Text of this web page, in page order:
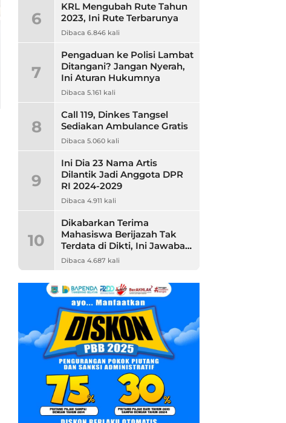
6
KRL Mengubah Rute Tahun
2023, Ini Rute Terbarunya
Dibaca 6.846 kali
7
Pengaduan ke Polisi Lambat
Ditangani? Jangan Nyerah,
Ini Aturan Hukumnya
Dibaca 5.161 kali
8
Call 119, Dinkes Tangsel
Sediakan Ambulance Gratis
Dibaca 5.060 kali
9
Ini Dia 23 Nama Artis
Dilantik Jadi Anggota DPR
RI 2024-2029
Dibaca 4.911 kali
10
Dikabarkan Terima
Mahasiswa Berijazah Tak
Terdata di Dikti, Ini Jawaban
Unpam
Dibaca 4.687 kali